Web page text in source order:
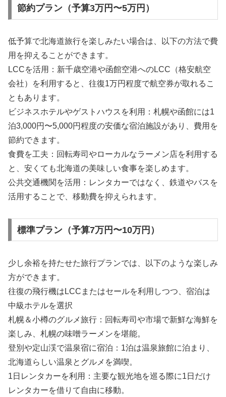
節約プラン（予算3万円〜5万円）
低予算で北海道旅行を楽しみたい場合は、以下の方法で費
用を抑えることができます。
LCCを活用：新千歳空港や函館空港へのLCC（格安航空
会社）を利用すると、往復1万円程度で航空券が取れるこ
ともあります。
ビジネスホテルやゲストハウスを利用：札幌や函館には1
泊3,000円〜5,000円程度の安価な宿泊施設があり、費用を
節約できます。
食費を工夫：回転寿司やローカルなラーメン店を利用する
と、安くても北海道の美味しい食事を楽しめます。
公共交通機関を活用：レンタカーではなく、鉄道やバスを
活用することで、移動費を抑えられます。
標準プラン（予算7万円〜10万円）
少し余裕を持たせた旅行プランでは、以下のような楽しみ
方ができます。
往復の飛行機はLCCまたはセールを利用しつつ、宿泊は
中級ホテルを選択
札幌＆小樽のグルメ旅行：回転寿司や市場で新鮮な海鮮を
楽しみ、札幌の味噌ラーメンを堪能。
登別や定山渓で温泉宿に宿泊：1泊は温泉旅館に泊まり、
北海道らしい温泉とグルメを満喫。
1日レンタカーを利用：主要な観光地を巡る際に1日だけ
レンタカーを借りて自由に移動。